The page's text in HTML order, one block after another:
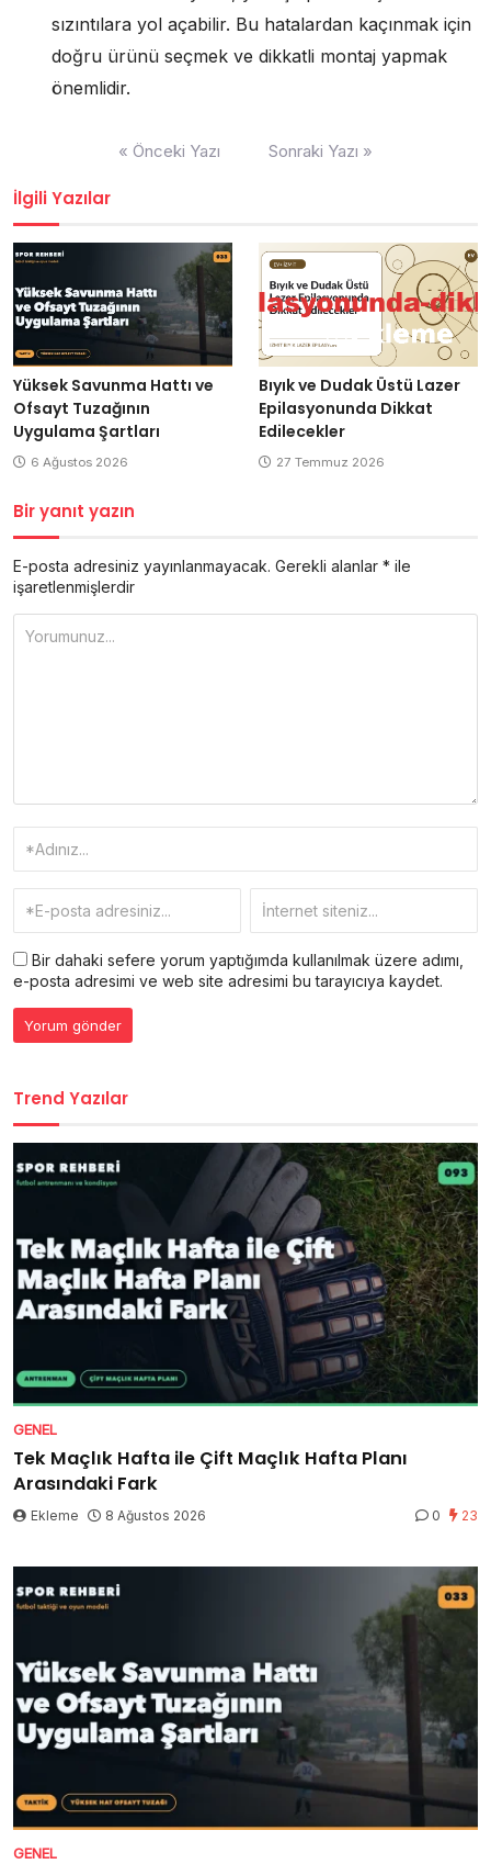
sızıntılara yol açabilir. Bu hatalardan kaçınmak için
doğru ürünü seçmek ve dikkatli montaj yapmak
önemlidir.
« Önceki Yazı Sonraki Yazı »
İlgili Yazılar
Yüksek Savunma Hattı ve
Ofsayt Tuzağının
Uygulama Şartları
6 Ağustos 2026
Bıyık ve Dudak Üstü Lazer
Epilasyonunda Dikkat
Edilecekler
27 Temmuz 2026
Bir yanıt yazın
E-posta adresiniz yayınlanmayacak. Gerekli alanlar * ile
işaretlenmişlerdir
Bir dahaki sefere yorum yaptığımda kullanılmak üzere adımı,
e-posta adresimi ve web site adresimi bu tarayıcıya kaydet.
Trend Yazılar
GENEL
Tek Maçlık Hafta ile Çift Maçlık Hafta Planı
Arasındaki Fark
Ekleme 8 Ağustos 2026 0 23
GENEL